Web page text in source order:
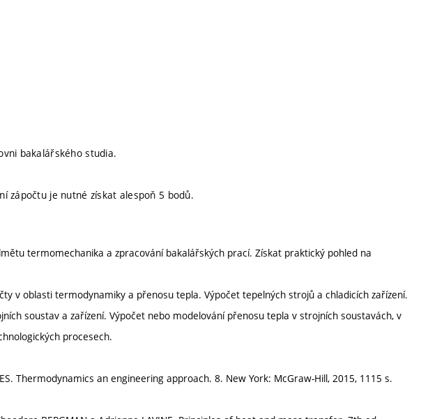
bakalářského studia.
zápočtu je nutné získat alespoň 5 bodů.
termomechanika a zpracování bakalářských prací. Získat praktický pohled na
v oblasti termodynamiky a přenosu tepla. Výpočet tepelných strojů a chladicích zařízení.
soustav a zařízení. Výpočet nebo modelování přenosu tepla v strojních soustavách, v
procesech.
Thermodynamics an engineering approach. 8. New York: McGraw-Hill, 2015, 1115 s.